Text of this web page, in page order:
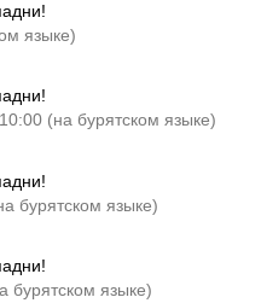
языке)
(на бурятском языке)
бурятском языке)
бурятском языке)